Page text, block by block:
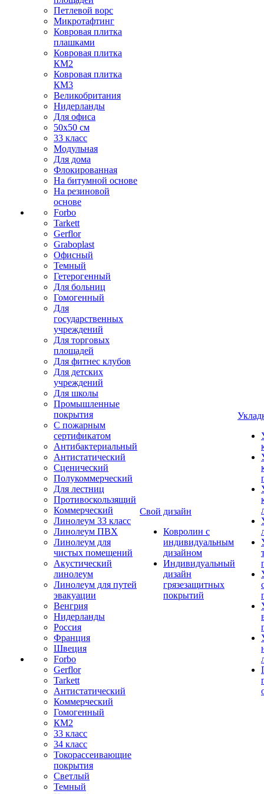
Петлевой ворс
Микротафтинг
Ковровая плитка
плашками
Ковровая плитка
КМ2
Ковровая плитка
КМ3
Великобритания
Нидерланды
Для офиса
50х50 см
33 класс
Модульная
Для дома
Флокированная
На битумной основе
На резиновой
основе
Forbo
Tarkett
Gerflor
Graboplast
Офисный
Темный
Гетерогенный
Для больниц
Гомогенный
Для
государственных
учреждений
Для торговых
площадей
Для фитнес клубов
Для детских
учреждений
Для школы
Промышленные
покрытия
С пожарным
сертификатом
Антибактериальный
Антистатический
Сценический
Полукоммерческий
Для лестниц
Противоскользящий
Коммерческий
Линолеум 33 класс
Линолеум ПВХ
Линолеум для
чистых помещений
Акустический
линолеум
Линолеум для путей
эвакуации
Венгрия
Нидерланды
Россия
Франция
Швеция
Forbo
Gerflor
Tarkett
Антистатический
Коммерческий
Гомогенный
КМ2
33 класс
34 класс
Токорассеивающие
покрытия
Светлый
Темный
Свой дизайн
Ковролин с
индивидуальным
дизайном
Индивидуальный
дизайн
грязезащитных
покрытий